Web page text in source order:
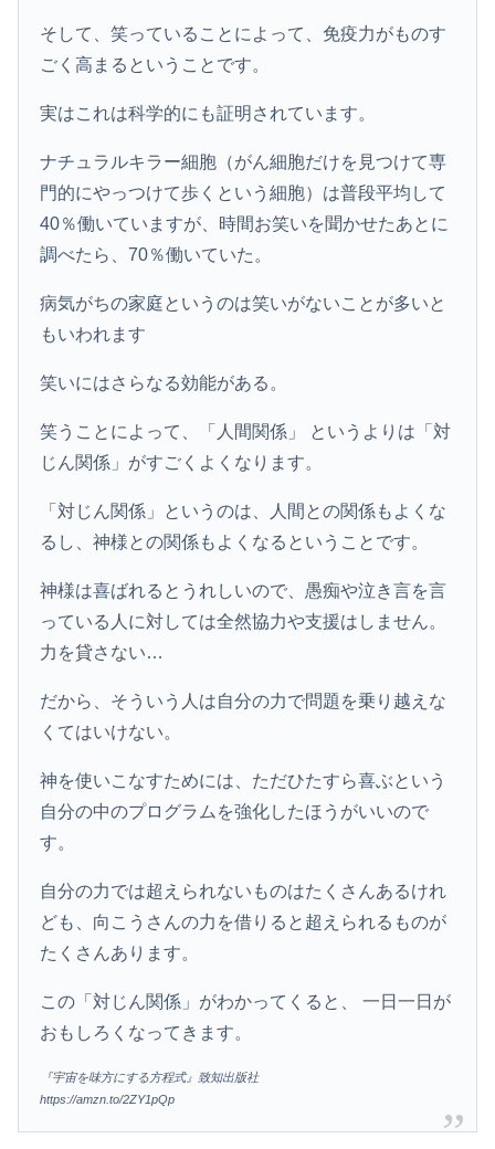
そして、笑っていることによって、免疫力がものす
ごく高まるということです。
実はこれは科学的にも証明されています。
ナチュラルキラー細胞（がん細胞だけを見つけて専
門的にやっつけて歩くという細胞）は普段平均して
40％働いていますが、時間お笑いを聞かせたあとに
調べたら、70％働いていた。
病気がちの家庭というのは笑いがないことが多いと
もいわれます
笑いにはさらなる効能がある。
笑うことによって、「人間関係」 というよりは「対
じん関係」がすごくよくなります。
「対じん関係」というのは、人間との関係もよくな
るし、神様との関係もよくなるということです。
神様は喜ばれるとうれしいので、愚痴や泣き言を言
っている人に対しては全然協力や支援はしません。
力を貸さない…
だから、そういう人は自分の力で問題を乗り越えな
くてはいけない。
神を使いこなすためには、ただひたすら喜ぶという
自分の中のプログラムを強化したほうがいいので
す。
自分の力では超えられないものはたくさんあるけれ
ども、向こうさんの力を借りると超えられるものが
たくさんあります。
この「対じん関係」がわかってくると、 一日一日が
おもしろくなってきます。
『宇宙を味方にする方程式』致知出版社
https://amzn.to/2ZY1pQp